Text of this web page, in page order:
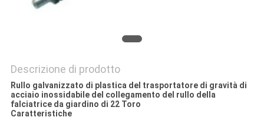
Descrizione di prodotto
Rullo galvanizzato di plastica del trasportatore di gravità di
acciaio inossidabile del collegamento del rullo della
falciatrice da giardino di 22 Toro
Caratteristiche